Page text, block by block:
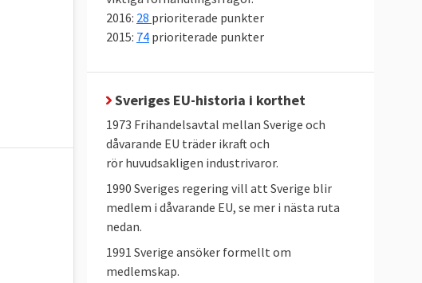
2016: 28 prioriterade punkter
2015: 74 prioriterade punkter
Sveriges EU-historia i korthet
1973 Frihandelsavtal mellan Sverige och
dåvarande EU träder ikraft och
rör huvudsakligen industrivaror.
1990 Sveriges regering vill att Sverige blir
medlem i dåvarande EU, se mer i nästa ruta
nedan.
1991 Sverige ansöker formellt om
medlemskap.